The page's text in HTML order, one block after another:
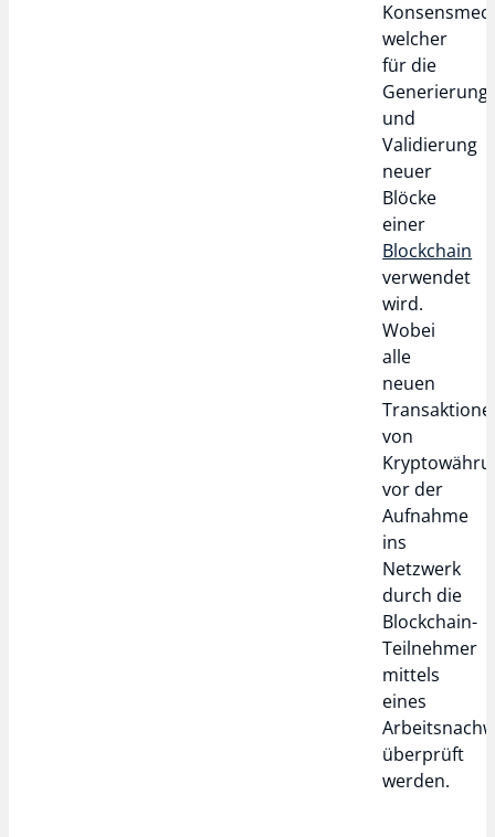
welcher
für die
Generierung
und
Validierung
neuer
Blöcke
einer
Blockchain
verwendet
wird.
Wobei
alle
neuen
von
vor der
Aufnahme
ins
Netzwerk
durch die
Blockchain-
Teilnehmer
mittels
eines
überprüft
werden.